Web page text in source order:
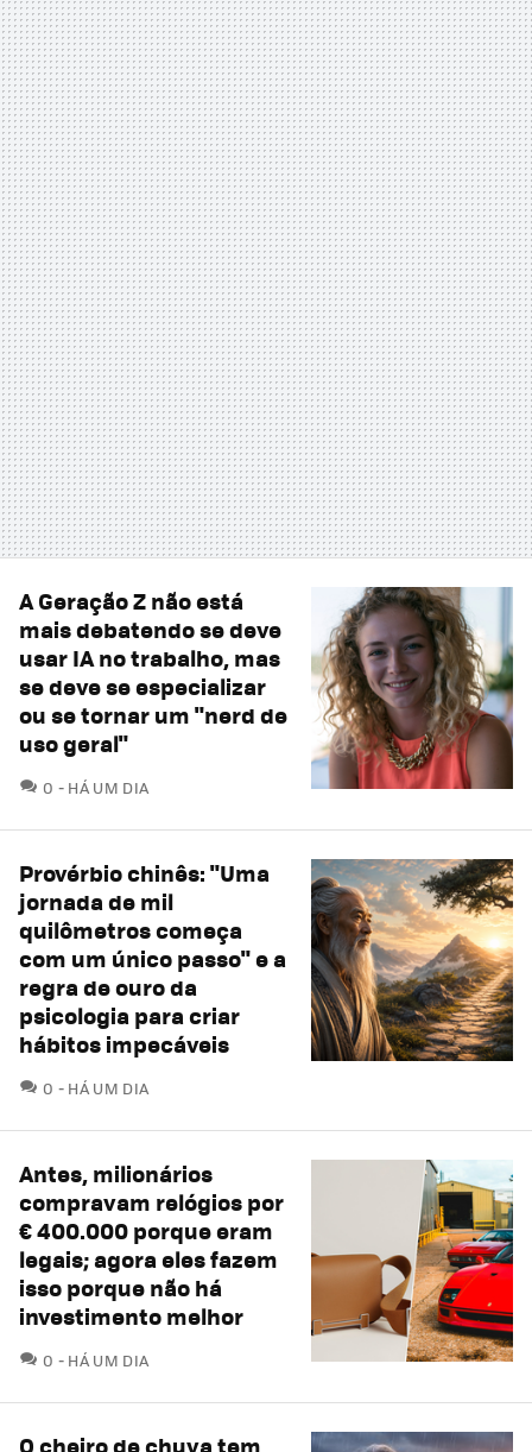
A Geração Z não está
mais debatendo se deve
usar IA no trabalho, mas
se deve se especializar
ou se tornar um "nerd de
uso geral"
0 COMENTÁRIOS
HÁ UM DIA
Provérbio chinês: "Uma
jornada de mil
quilômetros começa
com um único passo" e a
regra de ouro da
psicologia para criar
hábitos impecáveis
0 COMENTÁRIOS
HÁ UM DIA
Antes, milionários
compravam relógios por
€ 400.000 porque eram
legais; agora eles fazem
isso porque não há
investimento melhor
0 COMENTÁRIOS
HÁ UM DIA